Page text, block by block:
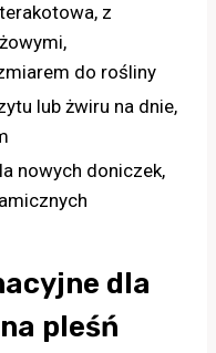
z
do rośliny
lub żwiru na dnie,
nowych doniczek,
dla
pleśń